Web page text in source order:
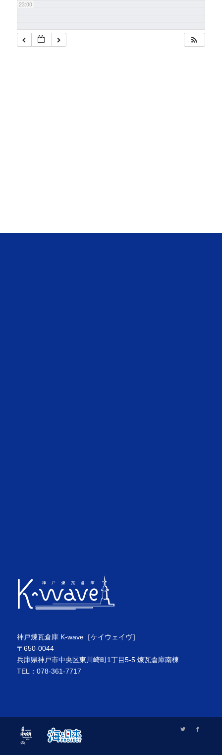
23:00
神戸煉瓦倉庫 K-wave［ケイウェイヴ］
〒650-0044
兵庫県神戸市中央区東川崎町1丁目5-5 煉瓦倉庫南棟
TEL：078-361-7717